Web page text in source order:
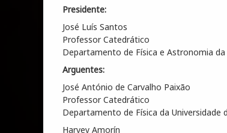
Presidente:
José Luís Santos
Professor Catedrático
Departamento de Física e Astronomia
Arguentes:
José António de Carvalho Paixão
Professor Catedrático
Departamento de Física da Universidade
Harvey Amorín